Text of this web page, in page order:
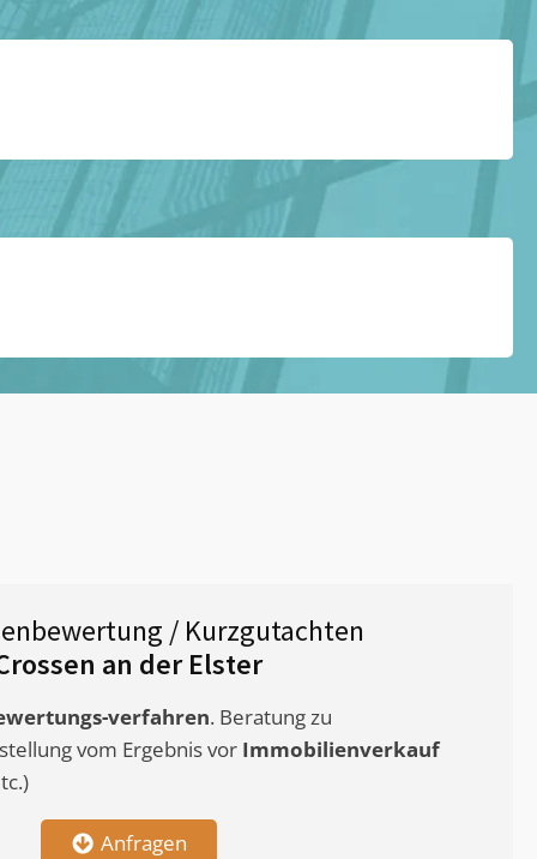
/ Kurzgutachten
an der Elster
verfahren. Beratung zu
vom Ergebnis vor Immobilienverkauf
Anfragen